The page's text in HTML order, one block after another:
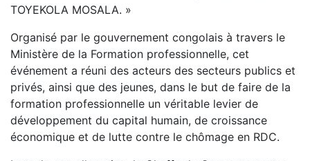
TOYEKOLA MOSALA. »
Organisé par le gouvernement congolais à travers le
Ministère de la Formation professionnelle, cet
événement a réuni des acteurs des secteurs publics et
privés, ainsi que des jeunes, dans le but de faire de la
formation professionnelle un véritable levier de
développement du capital humain, de croissance
économique et de lutte contre le chômage en RDC.